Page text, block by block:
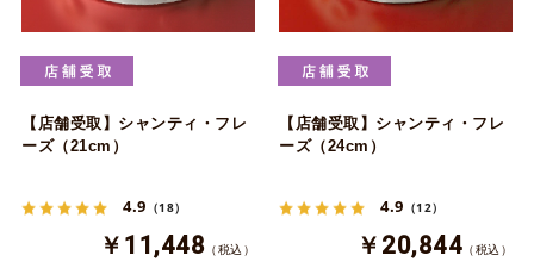
【店舗受取】シャンティ・フレ
ーズ（21cm）
4.9 （18）
￥11,448 （税込）
【店舗受取】シャンティ・フレ
ーズ（24cm）
4.9 （12）
￥20,844 （税込）